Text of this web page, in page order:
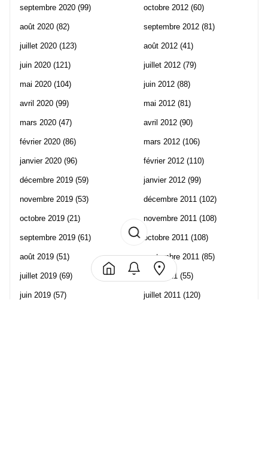
septembre 2020 (99)
août 2020 (82)
juillet 2020 (123)
juin 2020 (121)
mai 2020 (104)
avril 2020 (99)
mars 2020 (47)
février 2020 (86)
janvier 2020 (96)
décembre 2019 (59)
novembre 2019 (53)
octobre 2019 (21)
septembre 2019 (61)
août 2019 (51)
juillet 2019 (69)
juin 2019 (57)
octobre 2012 (60)
septembre 2012 (81)
août 2012 (41)
juillet 2012 (79)
juin 2012 (88)
mai 2012 (81)
avril 2012 (90)
mars 2012 (106)
février 2012 (110)
janvier 2012 (99)
décembre 2011 (102)
novembre 2011 (108)
octobre 2011 (108)
septembre 2011 (85)
août 2011 (55)
juillet 2011 (120)